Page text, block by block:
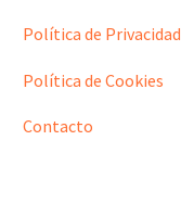
Política de Privacidad
Política de Cookies
Contacto